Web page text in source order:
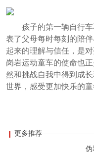
孩子的第一辆自行
表了父母每时每刻的陪
起来的理解与信任，是
岗岩运动童车的使命也
然和挑战自我中得到成
世界，感受更加快乐的童
更多推荐
伪